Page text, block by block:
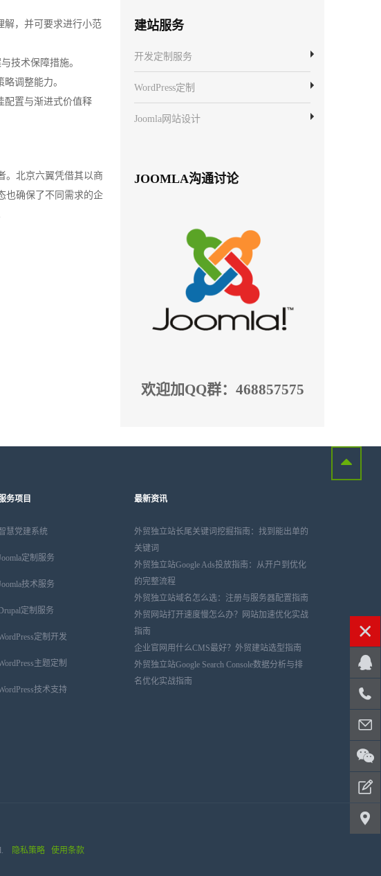
解，并可要求进行小范
技术保障措施。
调整能力。
配置与渐进式价值释
。北京六翼凭借其以商
也确保了不同需求的企
建站服务
开发定制服务
WordPress定制
Joomla网站设计
JOOMLA沟通讨论
欢迎加QQ群：468857575
务项目
慧党建系统
定制服务
技术服务
Drupal定制服务
定制开发
主题定制
技术支持
最新资讯
外贸独立站长尾关键词挖掘指南：找到能出单的
关键词
外贸独立站Google Ads投放指南：从开户到优化
的完整流程
外贸独立站域名怎么选：注册与服务器配置指南
外贸网站打开速度慢怎么办？网站加速优化实战
指南
企业官网用什么CMS最好？外贸建站选型指南
外贸独立站Google Search Console数据分析与排
名优化实战指南
隐私策略 使用条款